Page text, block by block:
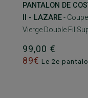
PANTALON DE
II - LAZARE-
Vierge Double Fil
99,00 €
89€ Le 2e